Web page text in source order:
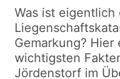
Was ist eigentlich
Gemarkung?
wichtigsten
Jördenstorf im